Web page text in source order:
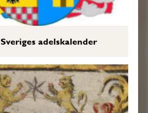
Sveriges adelskalender